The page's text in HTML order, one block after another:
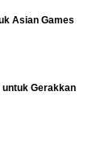
Asian Games
Gerakkan